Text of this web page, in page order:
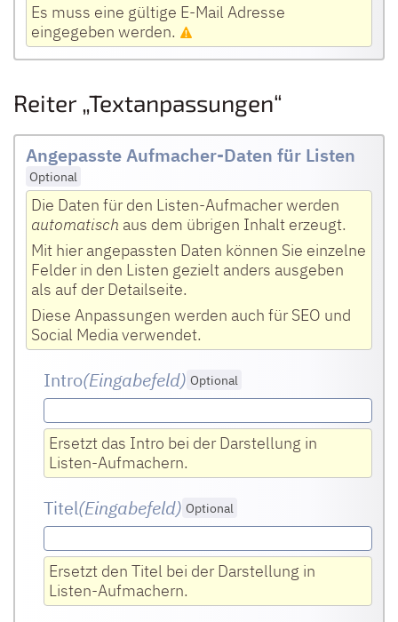
Es muss eine gültige E-Mail Adresse
eingegeben werden.
Reiter „Textanpassungen“
Angepasste Aufmacher-Daten für Listen
Optional
Die Daten für den Listen-Aufmacher werden
automatisch aus dem übrigen Inhalt erzeugt.
Mit hier angepassten Daten können Sie einzelne
Felder in den Listen gezielt anders ausgeben
als auf der Detailseite.
Diese Anpassungen werden auch für SEO und
Social Media verwendet.
Intro(Eingabefeld) Optional
Ersetzt das Intro bei der Darstellung in
Listen-Aufmachern.
Titel(Eingabefeld) Optional
Ersetzt den Titel bei der Darstellung in
Listen-Aufmachern.